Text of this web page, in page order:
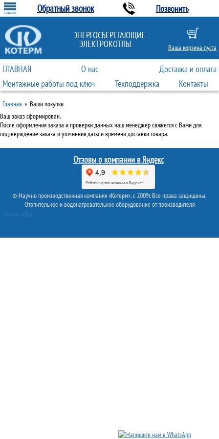
каталог Обратный звонок Позвонить
ЭНЕРГОСБЕРЕГАЮЩИЕ
ЭЛЕКТРОКОТЛЫ Ваша корзина пуста
ГЛАВНАЯ О нас
Доставка и оплата
Монтажные работы под ключ
Техподдержка Контакты
Главная » Ваши покупки
Ваш заказ сформирован.
После оформления заказа и проверки данных наш менеджер свяжется с Вами для
подтверждение заказа и уточнения даты и времени доставки товара.
Отзовы о компании в Яндекс
© Научно производственная компания «Котерм», с 2009г. Все права защищены.
Отопительное и водонагревательное оборудование от производителя